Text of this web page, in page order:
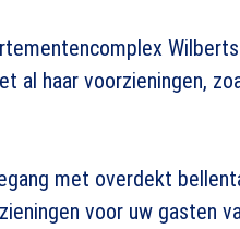
al haar voorzieningen,
met overdekt
voor uw gasten